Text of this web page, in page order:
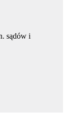
sądów i